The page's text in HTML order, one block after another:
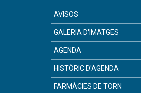
AVISOS
GALERIA D'IMATGES
AGENDA
HISTÒRIC D'AGENDA
FARMÀCIES DE TORN